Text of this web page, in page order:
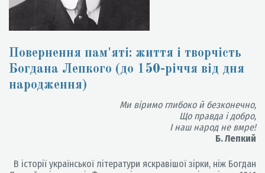
Повернення пам'яті: життя і творчість
Богдана Лепкого (до 150-річчя від дня
народження)
Ми віримо глибоко й безконечно,
Що правда і добро,
І наш народ не вмре!
Б. Лепкий
В історії української літератури яскравішої зірки, ніж Богдан